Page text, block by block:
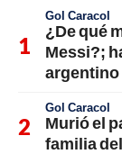
Gol Caracol
¿De qué
Messi?;
argentino
Gol Caracol
Murió el
familia